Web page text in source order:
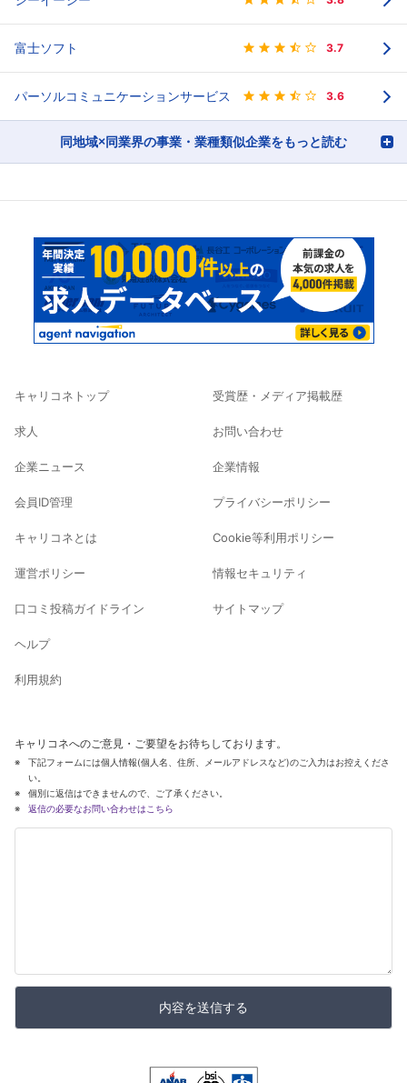
富士ソフト 3.7
パーソルコミュニケーションサービス 3.6
同地域×同業界の事業・業種類似企業をもっと読む
キャリコネトップ
求人
企業ニュース
会員ID管理
キャリコネとは
運営ポリシー
口コミ投稿ガイドライン
ヘルプ
利用規約
受賞歴・メディア掲載歴
お問い合わせ
企業情報
プライバシーポリシー
Cookie等利用ポリシー
情報セキュリティ
サイトマップ
キャリコネへのご意見・ご要望をお待ちしております。
下記フォームには個人情報(個人名、住所、メールアドレスなど)のご入力はお控えくださ
い。
個別に返信はできませんので、ご了承ください。
返信の必要なお問い合わせはこちら
内容を送信する